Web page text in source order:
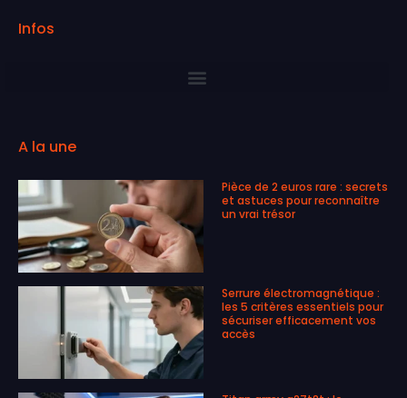
Infos
A la une
Pièce de 2 euros rare : secrets
et astuces pour reconnaître
un vrai trésor
Serrure électromagnétique :
les 5 critères essentiels pour
sécuriser efficacement vos
accès